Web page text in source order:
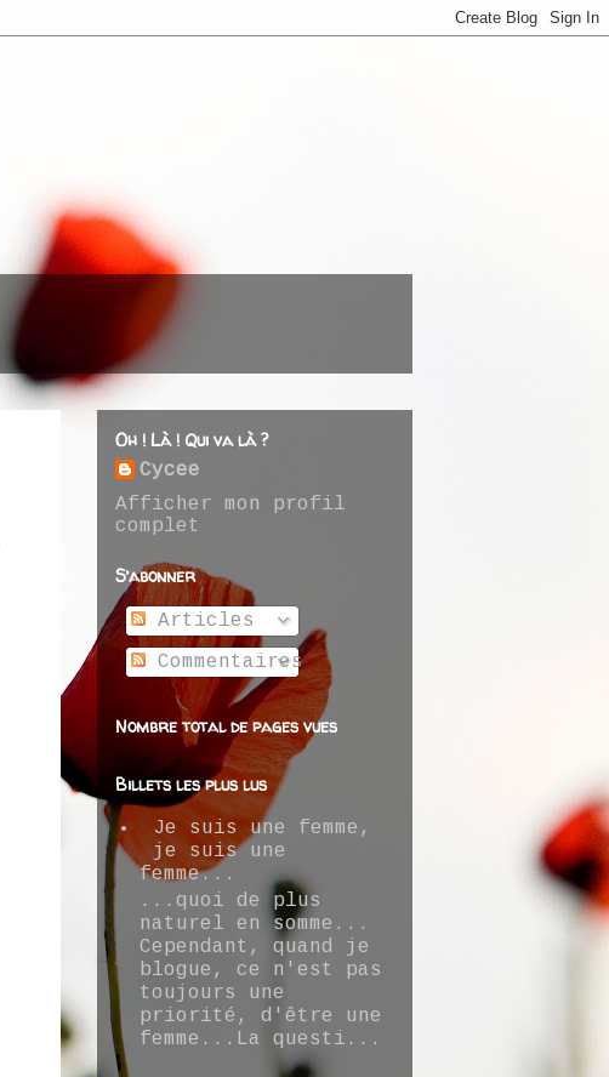
Oh ! Là ! Qui va là ?
Cycee
Afficher mon profil
complet
S’abonner
Articles
Commentaires
Nombre total de pages vues
Billets les plus lus
Je suis une femme,
je suis une
femme...
...quoi de plus
naturel en somme...
Cependant, quand je
blogue, ce n'est pas
toujours une
priorité, d'être une
femme...La questi...